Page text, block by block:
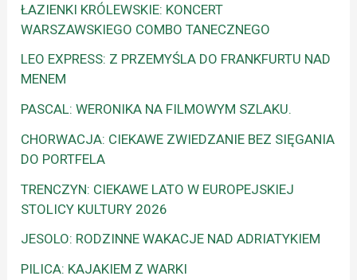
ŁAZIENKI KRÓLEWSKIE: KONCERT
WARSZAWSKIEGO COMBO TANECZNEGO
LEO EXPRESS: Z PRZEMYŚLA DO FRANKFURTU NAD
MENEM
PASCAL: WERONIKA NA FILMOWYM SZLAKU.
CHORWACJA: CIEKAWE ZWIEDZANIE BEZ SIĘGANIA
DO PORTFELA
TRENCZYN: CIEKAWE LATO W EUROPEJSKIEJ
STOLICY KULTURY 2026
JESOLO: RODZINNE WAKACJE NAD ADRIATYKIEM
PILICA: KAJAKIEM Z WARKI